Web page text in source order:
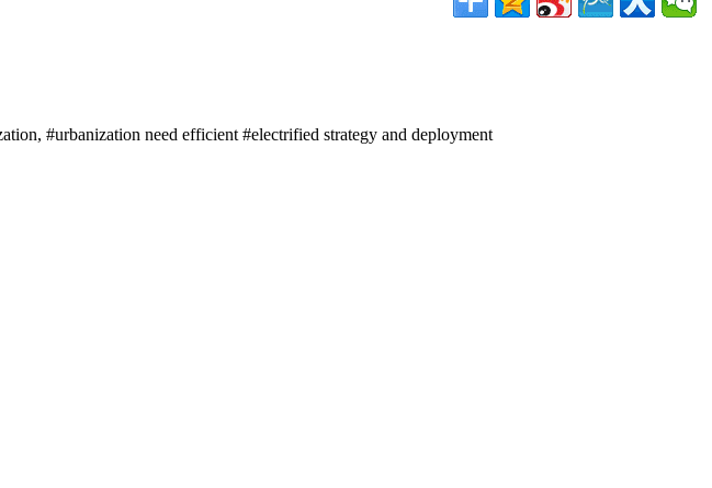
#urbanization need efficient #electrified strategy and deployment